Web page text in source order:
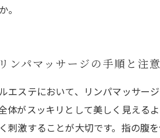
。
ンパマッサージの手順と注
エステにおいて、リンパマッサー
体がスッキリとして美しく見える
刺激することが大切です。指の腹